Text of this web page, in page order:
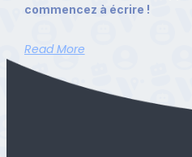
commencez à écrire !
Read More